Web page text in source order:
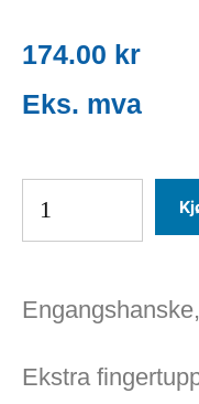
174.00 kr
Ekstra